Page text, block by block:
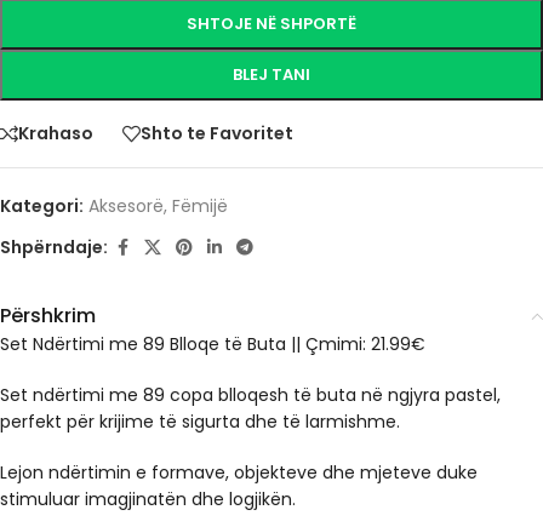
SHTOJE NË SHPORTË
BLEJ TANI
Krahaso Shto te Favoritet
Kategori: Aksesorë, Fëmijë
Shpërndaje:
Përshkrim
Set Ndërtimi me 89 Blloqe të Buta || Çmimi: 21.99€
Set ndërtimi me 89 copa blloqesh të buta në ngjyra pastel,
perfekt për krijime të sigurta dhe të larmishme.
Lejon ndërtimin e formave, objekteve dhe mjeteve duke
stimuluar imagjinatën dhe logjikën.